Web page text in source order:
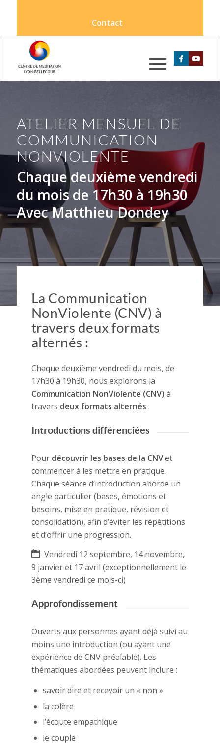
Contact
ATELIER MENSUEL DE
COMMUNICATION
NONVIOLENTE
Chaque deuxième vendredi
du mois de 17h30 à 19h30
Avec Matthieu Dondey
La Communication
NonViolente (CNV) à
travers deux formats
alternés :
Chaque deuxième vendredi du mois, de
17h30 à 19h30, nous explorons la
Communication NonViolente (CNV) à
travers deux formats alternés :
Introductions différenciées
Pour découvrir les bases de la CNVet
commencer à les mettre en pratique.
Chaque séance d’introduction aborde un
angle particulier (bases, émotions et
besoins, mise en pratique, révision et
consolidation), afin d’éviter les répétitions
et d’offrir une progression.
Vendredi 12 septembre, 14 novembre,
9 janvier et 17 avril (exceptionnellement le
3ème vendredi ce mois-ci)
Approfondissement
Ouverts aux personnes ayant déjà suivi au
moins une introduction (ou ayant une
expérience de CNV préalable). Les
thématiques abordées peuvent inclure :
savoir dire et recevoir un « non »
la colère
l’écoute empathique
le couple